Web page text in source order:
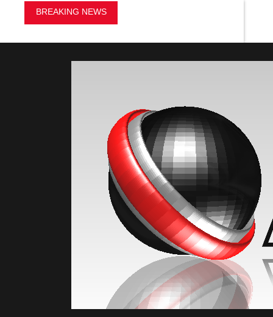
BREAKING NEWS